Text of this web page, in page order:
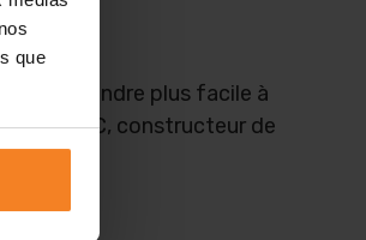
que
ou la rendre plus facile à
SIC, constructeur de